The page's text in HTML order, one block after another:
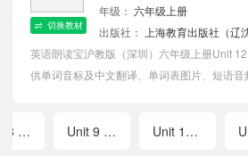
切换教材
年级： 六年级上册
出版社：
上海教育出版社（辽
英语朗读宝沪教版（深圳）六年级上册Unit
供单词音标及中文翻译、单词表图片、短语音
Unit 8 visiting museums Unit 9 great cities of the world Unit 10 air